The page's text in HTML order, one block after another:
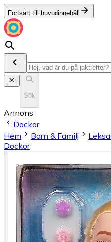
Fortsätt till huvudinnehåll
Sök
Annons
Dockor
Hem
Barn & Familj
Dockor